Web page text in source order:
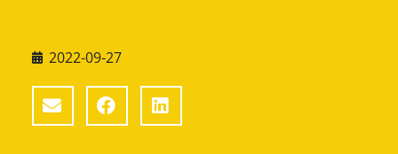
2022-09-27